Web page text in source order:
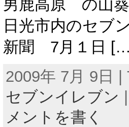
男鹿高原 の山
日光市内のセブ
新聞 7月１日
2009年 7月 9日
セブンイレブン
メントを書く